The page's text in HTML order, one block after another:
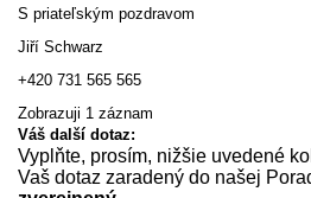
S priateľským pozdravom
Jiří Schwarz
+420 731 565 565
Zobrazuji 1 záznam
Váš další dotaz:
Vyplňte, prosím, nižšie uvedené
Vaš dotaz zaradený do našej